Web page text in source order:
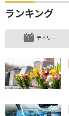
ランキング
デイリー